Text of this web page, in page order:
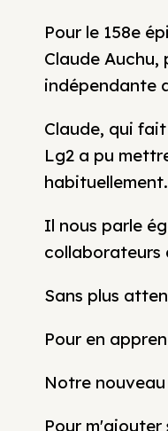
Pour le 158e
Claude
indépendante
Claude, qui
Lg2 a pu
habituellement.
Il nous parle
collaborateurs
Sans plus
Pour en
Notre
Pour m'ajouter